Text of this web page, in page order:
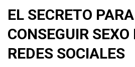
EL SECRETO PARA
CONSEGUIR SEXO
REDES SOCIALES